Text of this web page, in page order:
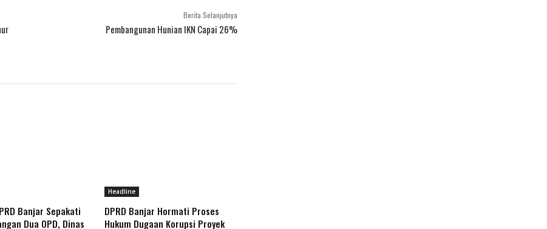
Berita Selanjutnya
Pembangunan Hunian IKN Capai 26%
Banjar Sepakati
Dua OPD, Dinas
Headline
DPRD Banjar Hormati Proses
Hukum Dugaan Korupsi Proyek